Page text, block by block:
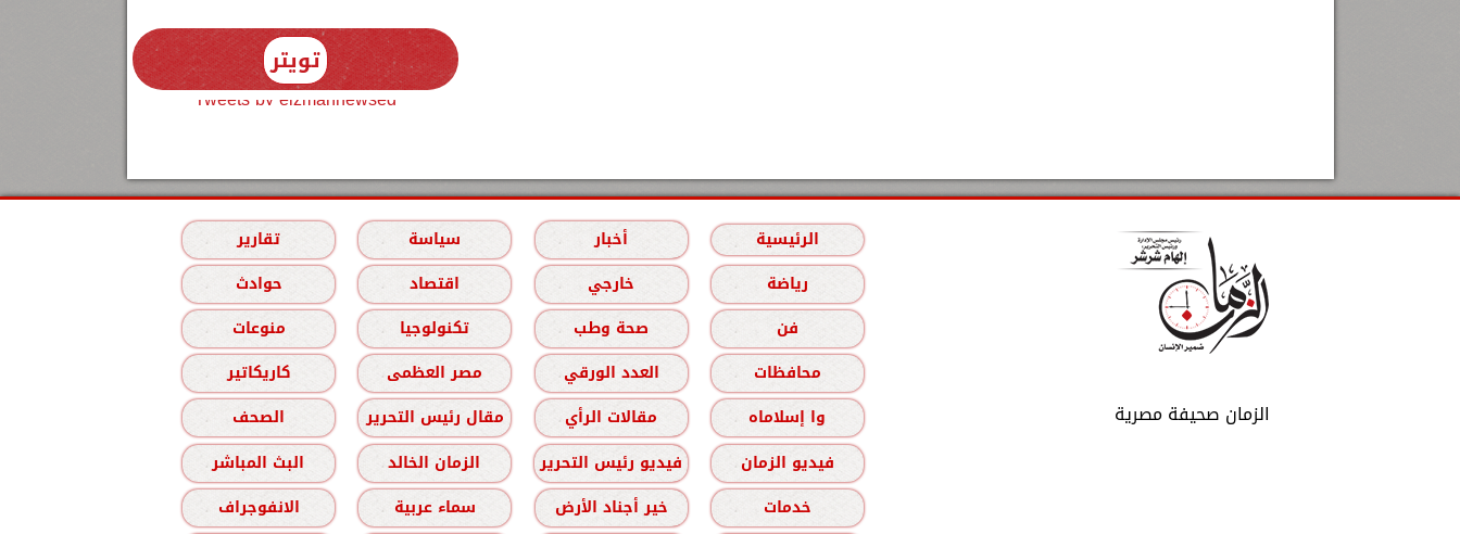
تويتر
Tweets by elzmannewseg
الزمان صحيفة مصرية
الرئيسية أخبار سياسة
تقارير
رياضة
خارجي اقتصاد
حوادث
فن
صحة وطب تكنولوجيا
منوعات
محافظات
العدد الورقي مصر العظمى
كاريكاتير
وا إسلاماه
مقالات الرأي مقال رئيس التحرير
الصحف
فيديو الزمان
فيديو رئيس التحرير الزمان الخالد
البث المباشر
خدمات
خير أجناد الأرض سماء عربية الانفوجراف